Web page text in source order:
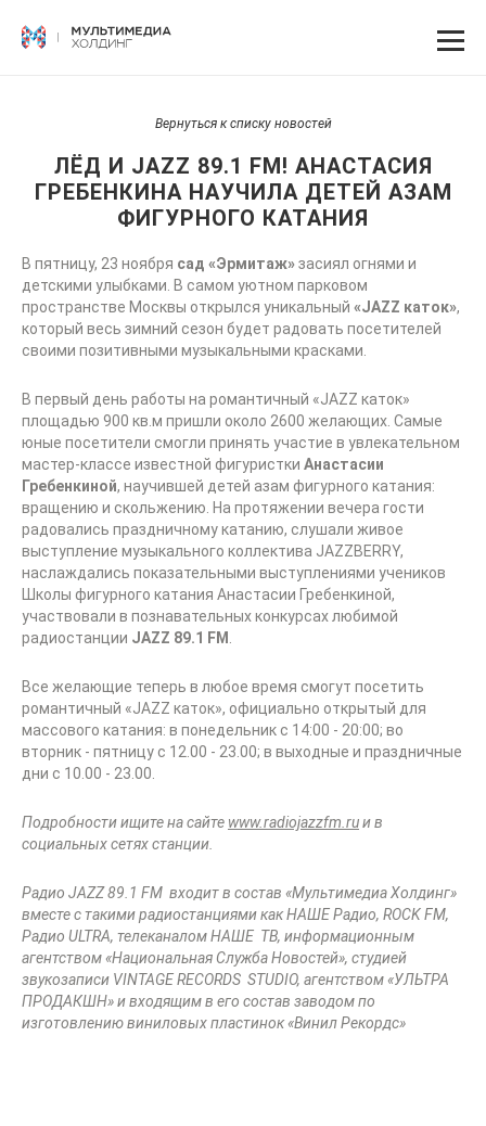
Вернуться к списку новостей
ЛЁД И JAZZ 89.1 FM! АНАСТАСИЯ
ГРЕБЕНКИНА НАУЧИЛА ДЕТЕЙ АЗАМ
ФИГУРНОГО КАТАНИЯ
В пятницу, 23 ноября сад «Эрмитаж»засиял огнями и
детскими улыбками. В самом уютном парковом
пространстве Москвы открылся уникальный «JAZZ каток»,
который весь зимний сезон будет радовать посетителей
своими позитивными музыкальными красками.
В первый день работы на романтичный «JAZZ каток»
площадью 900 кв.м пришли около 2600 желающих. Самые
юные посетители смогли принять участие в увлекательном
мастер-классе известной фигуристки Анастасии
Гребенкиной, научившей детей азам фигурного катания:
вращению и скольжению. На протяжении вечера гости
радовались праздничному катанию, слушали живое
выступление музыкального коллектива JAZZBERRY,
наслаждались показательными выступлениями учеников
Школы фигурного катания Анастасии Гребенкиной,
участвовали в познавательных конкурсах любимой
радиостанции JAZZ 89.1 FM
Все желающие теперь в любое время смогут посетить
романтичный «JAZZ каток», официально открытый для
массового катания: в понедельник с 14:00 - 20:00; во
вторник - пятницу с 12.00 - 23.00; в выходные и праздничные
дни с 10.00 - 23.00.
Подробности ищите на сайте www.radiojazzfm.ruи в
социальных сетях станции.
Радио JAZZ 89.1 FM входит в состав «Мультимедиа Холдинг»
вместе с такими радиостанциями как НАШЕ Радио, ROCK FM,
Радио ULTRA, телеканалом НАШЕ ТВ, информационным
агентством «Национальная Служба Новостей», студией
звукозаписи VINTAGE RECORDS STUDIO, агентством «УЛЬТРА
ПРОДАКШН» и входящим в его состав заводом по
изготовлению виниловых пластинок «Винил Рекордс»